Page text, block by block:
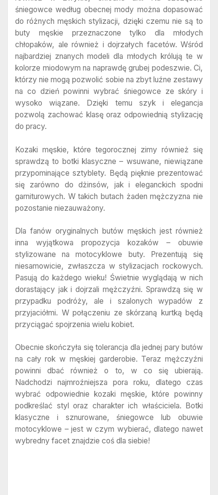
śniegowce według obecnej mody można dopasować
do różnych męskich stylizacji, dzięki czemu nie są to
buty męskie przeznaczone tylko dla młodych
chłopaków, ale również i dojrzałych facetów. Wśród
najbardziej znanych modeli dla młodych królują te w
kolorze miodowym na naprawdę grubej podeszwie. Ci,
którzy nie mogą pozwolić sobie na zbyt luźne zestawy
na co dzień powinni wybrać śniegowce ze skóry i
wysoko wiązane. Dzięki temu szyk i elegancja
pozwolą zachować klasę oraz odpowiednią stylizację
do pracy.
Kozaki męskie, które tegorocznej zimy również się
sprawdzą to botki klasyczne – wsuwane, niewiązane
przypominające sztyblety. Będą pięknie prezentować
się zarówno do dżinsów, jak i eleganckich spodni
garniturowych. W takich butach żaden mężczyzna nie
pozostanie niezauważony.
Dla fanów oryginalnych butów męskich jest również
inna wyjątkowa propozycja kozaków – obuwie
stylizowane na motocyklowe buty. Prezentują się
niesamowicie, zwłaszcza w stylizacjach rockowych.
Pasują do każdego wieku! Świetnie wyglądają w nich
dorastający jak i dojrzali mężczyźni. Sprawdzą się w
przypadku podróży, ale i szalonych wypadów z
przyjaciółmi. W połączeniu ze skórzaną kurtką będą
przyciągać spojrzenia wielu kobiet.
Obecnie skończyła się tolerancja dla jednej pary butów
na cały rok w męskiej garderobie. Teraz mężczyźni
powinni dbać również o to, w co się ubierają.
Nadchodzi najmroźniejsza pora roku, dlatego czas
wybrać odpowiednie kozaki męskie, które powinny
podkreślać styl oraz charakter ich właściciela. Botki
klasyczne i sznurowane, śniegowce lub obuwie
motocyklowe – jest w czym wybierać, dlatego nawet
wybredny facet znajdzie coś dla siebie!